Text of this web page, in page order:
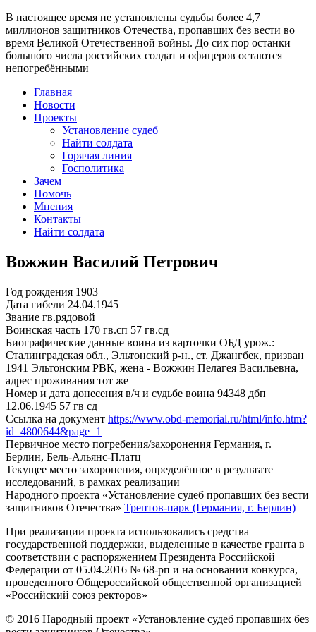
В настоящее время не установлены судьбы более 4,7
миллионов защитников Отечества, пропавших без вести во
время Великой Отечественной войны. До сих пор останки
большо́го числа российских солдат и офицеров остаются
непогребёнными
Главная
Новости
Проекты
Установление судеб
Найти солдата
Горячая линия
Госполитика
Зачем
Помочь
Мнения
Контакты
Найти солдата
Вожжин Василий Петрович
Год рождения 1903
Дата гибели 24.04.1945
Звание гв.рядовой
Воинская часть 170 гв.сп 57 гв.сд
Биографические данные воина из карточки ОБД урож.:
Сталинградская обл., Эльтонский р-н., ст. Джангбек, призван
1941 Эльтонским РВК, жена - Вожжин Пелагея Васильевна,
адрес проживания тот же
Номер и дата донесения в/ч и судьбе воина 94348 дбп
12.06.1945 57 гв сд
Ссылка на документ https://www.obd-memorial.ru/html/info.htm?
id=4800644&page=1
Первичное место погребения/захоронения Германия, г.
Берлин, Бель-Альянс-Платц
Текущее место захоронения, определённое в результате
исследований, в рамках реализации
Народного проекта «Установление судеб пропавших без вести
защитников Отечества» Трептов-парк (Германия, г. Берлин)
При реализации проекта использовались средства
государственной поддержки, выделенные в качестве гранта в
соответствии с распоряжением Президента Российской
Федерации от 05.04.2016 № 68-рп и на основании конкурса,
проведенного Общероссийской общественной организацией
«Российский союз ректоров»
© 2016 Народный проект «Установление судеб пропавших без